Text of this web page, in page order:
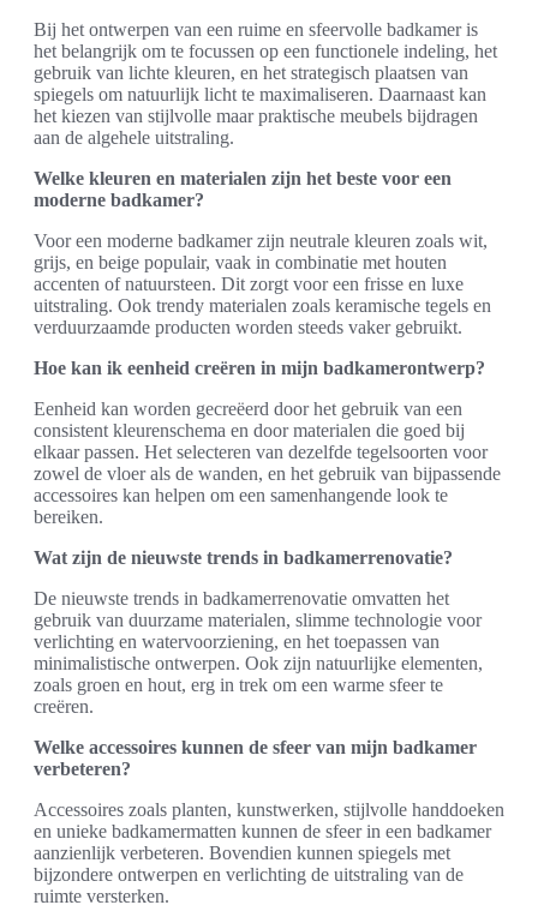
Bij het ontwerpen van een ruime en sfeervolle badkamer is
het belangrijk om te focussen op een functionele indeling, het
gebruik van lichte kleuren, en het strategisch plaatsen van
spiegels om natuurlijk licht te maximaliseren. Daarnaast kan
het kiezen van stijlvolle maar praktische meubels bijdragen
aan de algehele uitstraling.
Welke kleuren en materialen zijn het beste voor een
moderne badkamer?
Voor een moderne badkamer zijn neutrale kleuren zoals wit,
grijs, en beige populair, vaak in combinatie met houten
accenten of natuursteen. Dit zorgt voor een frisse en luxe
uitstraling. Ook trendy materialen zoals keramische tegels en
verduurzaamde producten worden steeds vaker gebruikt.
Hoe kan ik eenheid creëren in mijn badkamerontwerp?
Eenheid kan worden gecreëerd door het gebruik van een
consistent kleurenschema en door materialen die goed bij
elkaar passen. Het selecteren van dezelfde tegelsoorten voor
zowel de vloer als de wanden, en het gebruik van bijpassende
accessoires kan helpen om een samenhangende look te
bereiken.
Wat zijn de nieuwste trends in badkamerrenovatie?
De nieuwste trends in badkamerrenovatie omvatten het
gebruik van duurzame materialen, slimme technologie voor
verlichting en watervoorziening, en het toepassen van
minimalistische ontwerpen. Ook zijn natuurlijke elementen,
zoals groen en hout, erg in trek om een warme sfeer te
creëren.
Welke accessoires kunnen de sfeer van mijn badkamer
verbeteren?
Accessoires zoals planten, kunstwerken, stijlvolle handdoeken
en unieke badkamermatten kunnen de sfeer in een badkamer
aanzienlijk verbeteren. Bovendien kunnen spiegels met
bijzondere ontwerpen en verlichting de uitstraling van de
ruimte versterken.